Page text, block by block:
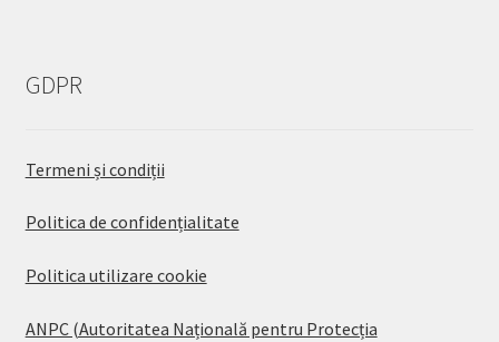
GDPR
Termeni și condiții
Politica de confidențialitate
Politica utilizare cookie
ANPC (Autoritatea Națională pentru Protecția